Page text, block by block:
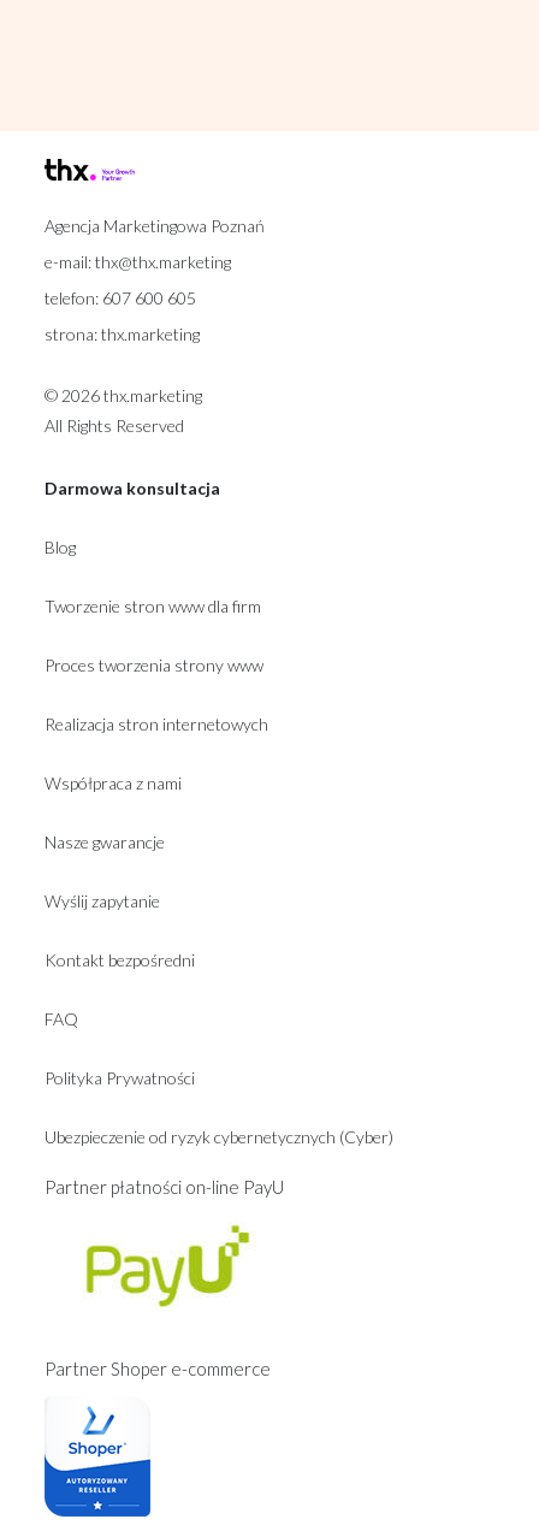
Agencja Marketingowa Poznań
e-mail:thx@thx.marketing
telefon: 607 600 605
strona:thx.marketing
© 2026 thx.marketing
All Rights Reserved
Darmowa konsultacja
Blog
Tworzenie stron www dla firm
Proces tworzenia strony www
Realizacja stron internetowych
Współpraca z nami
Nasze gwarancje
Wyślij zapytanie
Kontakt bezpośredni
FAQ
Polityka Prywatności
Ubezpieczenie od ryzyk cybernetycznych (Cyber)
Partner płatności on-line PayU
Partner Shoper e-commerce